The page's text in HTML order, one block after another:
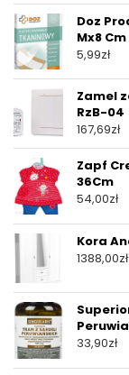
Doz
Mx8
5,99zł
Zamel
RzB-04
167,69zł
Zapf
36Cm
54,00zł
Kora
1388,00zł
33,90zł